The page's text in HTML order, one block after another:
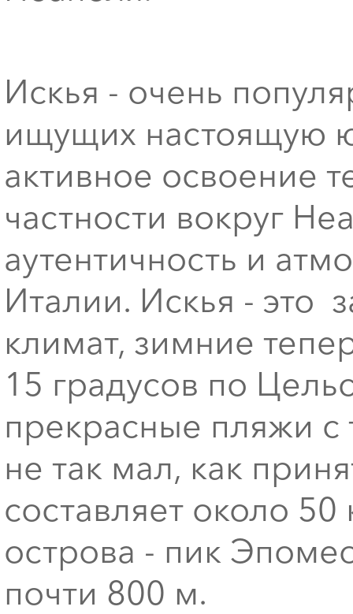
Искья - очень
ищущих настоящую
активное освоение
частности вокруг
аутентичность и
Италии. Искья - это
климат, зимние
15 градусов по
прекрасные пляжи
не так мал, как
составляет около
острова - пик
почти 800 м.